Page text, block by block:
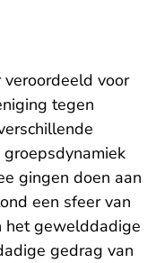
voor
tegen
gingen doen aan
een sfeer van
het gewelddadige
gedrag van